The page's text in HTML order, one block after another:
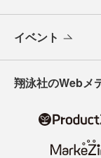
イベント
翔泳社のWebメ